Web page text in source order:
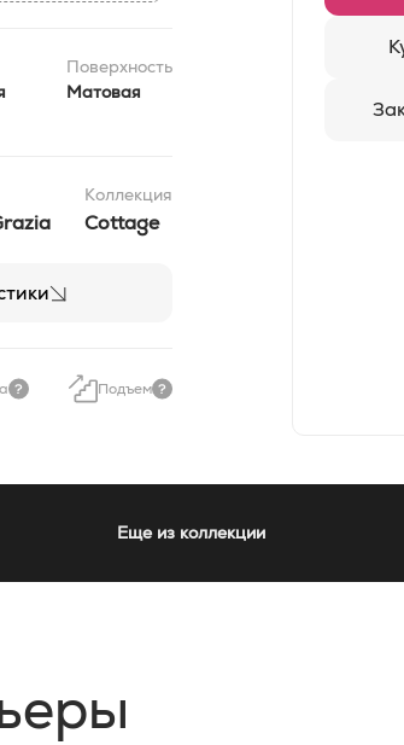
Поверхность
Матовая
Коллекция
Cottage
Подъем
Еще из коллекции